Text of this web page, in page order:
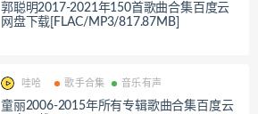
郭聪明2017-2021年150首歌曲合集百度云
网盘下载[FLAC/MP3/817.87MB]
哇哈 歌手合集 音乐有声
童丽2006-2015年所有专辑歌曲合集百度云